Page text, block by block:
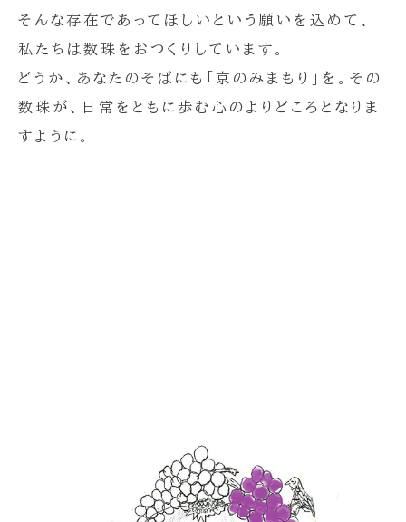
そんな存在であってほしいという願いを込めて、
私たちは数珠をおつくりしています。
どうか、あなたのそばにも「京のみまもり」を。その
数珠が、日常をともに歩む心のよりどころとなりま
すように。